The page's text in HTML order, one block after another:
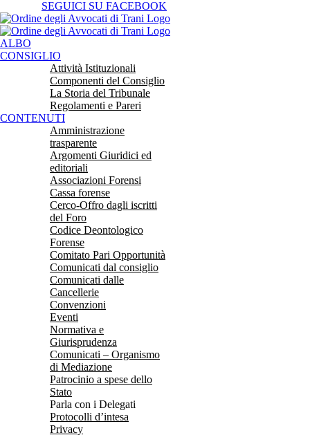
al
contenuto
SEGUICI SU FACEBOOK
ALBO
CONSIGLIO
Attività Istituzionali
Componenti del Consiglio
La Storia del Tribunale
Regolamenti e Pareri
CONTENUTI
Amministrazione
trasparente
Argomenti Giuridici ed
editoriali
Associazioni Forensi
Cassa forense
Cerco-Offro dagli iscritti
del Foro
Codice Deontologico
Forense
Comitato Pari Opportunità
Comunicati dal consiglio
Comunicati dalle
Cancellerie
Convenzioni
Eventi
Normativa e
Giurisprudenza
Comunicati – Organismo
di Mediazione
Patrocinio a spese dello
Stato
Parla con i Delegati
Protocolli d’intesa
Privacy